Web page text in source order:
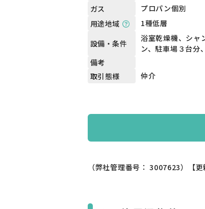
ガス
プロパン個別
用途地域
1種低層
設備・条件
浴室乾燥機、シャ
ン、駐車場３台分
備考
取引態様
仲介
（弊社管理番号： 3007623） 【